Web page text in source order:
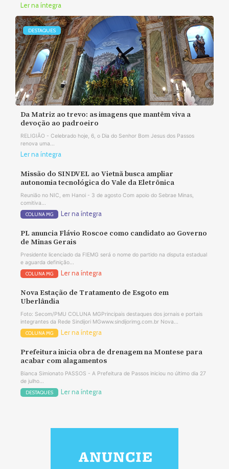
Ler na íntegra
DESTAQUES
Da Matriz ao trevo: as imagens que mantêm viva a
devoção ao padroeiro
RELIGIÃO - Celebrado hoje, 6, o Dia do Senhor Bom Jesus dos Passos
renova uma...
Ler na íntegra
Missão do SINDVEL ao Vietnã busca ampliar
autonomia tecnológica do Vale da Eletrônica
Reunião no NIC, em Hanoi - 3 de agosto Com apoio do Sebrae Minas,
comitiva...
COLUNA MG Ler na íntegra
PL anuncia Flávio Roscoe como candidato ao Governo
de Minas Gerais
Presidente licenciado da FIEMG será o nome do partido na disputa estadual
e aguarda definição...
COLUNA MG Ler na íntegra
Nova Estação de Tratamento de Esgoto em
Uberlândia
Foto: Secom/PMU COLUNA MGPrincipais destaques dos jornais e portais
integrantes da Rede Sindijori MGwww.sindijorimg.com.br Nova...
COLUNA MG Ler na íntegra
Prefeitura inicia obra de drenagem na Montese para
acabar com alagamentos
Bianca Simionato PASSOS - A Prefeitura de Passos iniciou no último dia 27
de julho...
DESTAQUES Ler na íntegra